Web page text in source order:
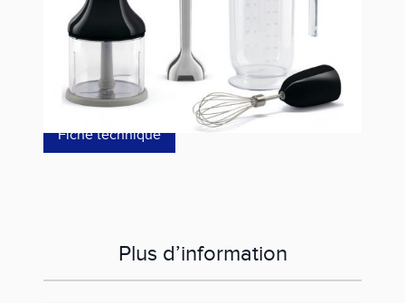
129,00 €
dont éco-p 0,40 €
Fiche technique
Plus d’information